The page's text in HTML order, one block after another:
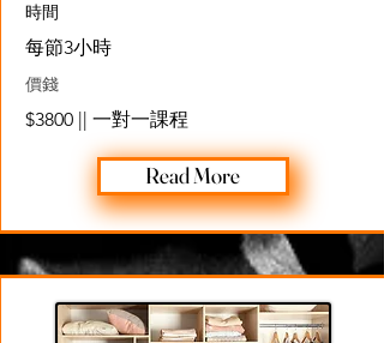
​時間
每節3小時
價錢
$3800 || 一對一課程
Read More